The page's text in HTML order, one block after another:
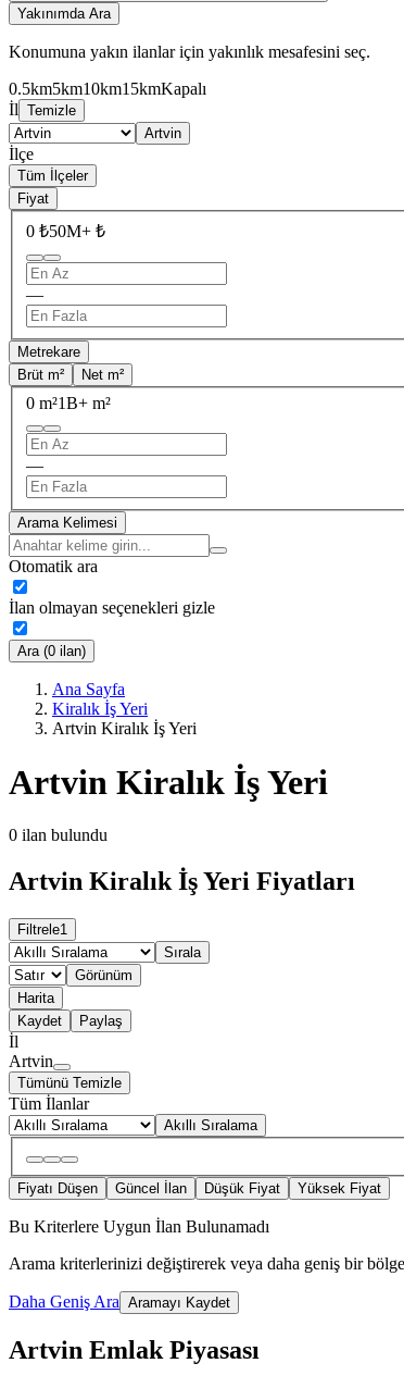
Yakınımda Ara
Konumuna yakın ilanlar için yakınlık mesafesini seç.
0.5km5km10km15kmKapalı
İl Temizle
Artvin
İlçe
Tüm İlçeler
Fiyat
0 ₺50M+ ₺
—
Metrekare
Brüt m²
Net m²
0 m²1B+ m²
—
Arama Kelimesi
Otomatik ara
İlan olmayan seçenekleri gizle
Ara (0 ilan)
Ana Sayfa
Kiralık İş Yeri
Artvin Kiralık İş Yeri
Artvin Kiralık İş Yeri
0 ilan bulundu
Artvin Kiralık İş Yeri Fiyatları
Filtrele1
Sırala
Görünüm
Harita
Kaydet
Paylaş
İl
Artvin
Tümünü Temizle
Tüm İlanlar
Akıllı Sıralama
Fiyatı Düşen Güncel İlan Düşük Fiyat Yüksek Fiyat
Bu Kriterlere Uygun İlan Bulunamadı
Arama kriterlerinizi değiştirerek veya daha geniş bir
Daha Geniş Ara Aramayı Kaydet
Artvin Emlak Piyasası